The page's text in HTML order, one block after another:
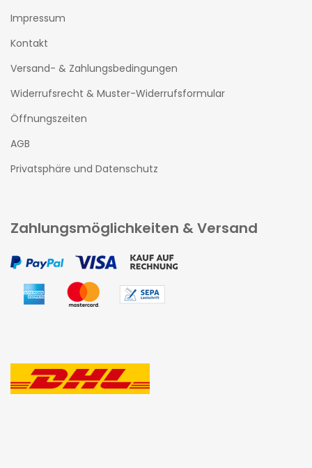
Impressum
Kontakt
Versand- & Zahlungsbedingungen
Widerrufsrecht & Muster-Widerrufsformular
Öffnungszeiten
AGB
Privatsphäre und Datenschutz
Zahlungsmöglichkeiten & Versand